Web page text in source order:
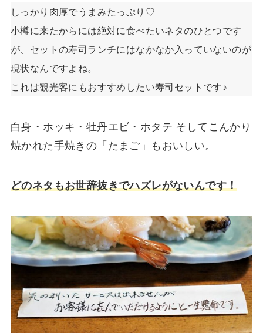
しっかり肉厚でうまみたっぷり♡
小樽に来たからには絶対に食べたいネタのひとつです
が、セットの寿司ランチにはなかなか入っていないのが
現状なんですよね。
これは観光客にもおすすめしたい寿司セットです♪
白身・ホッキ・牡丹エビ・ホタテ そしてこんかり
焼かれた手焼きの「たまご」もおいしい。
どのネタもお世辞抜きでハズレがないんです！